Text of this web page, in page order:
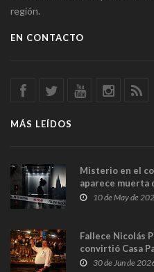
región.
EN CONTACTO
MÁS LEÍDOS
Misterio en el
aparece muerta
y las cámaras
10 de May de
Fallece Nicolás
convirtió Casa
en Madrid
30 de Jun de